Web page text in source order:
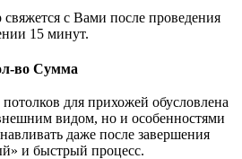
с Вами после проведения
15 минут.
во Сумма
для прихожей обусловлена
видом, но и особенностями
даже после завершения
и быстрый процесс.